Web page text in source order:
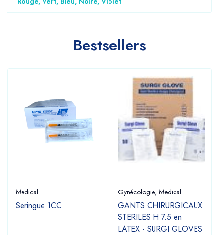
Bestsellers
Medical
Seringue 1CC
Gynécologie, Medical
GANTS CHIRURGICAUX
STERILES H 7.5 en
LATEX - SURGI GLOVES